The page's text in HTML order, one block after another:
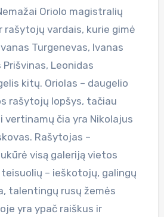
Oriolo magistralių
vardais, kurie gimė
Turgenevas, Ivanas
Leonidas
kitų. Oriolas – daugelio
rašytojų lopšys, tačiau
vertinamų čia yra Nikolajus
Rašytojas –
visą galeriją vietos
– ieškotojų, galingų
talentingų rusų žemės
yra ypač raiškus ir